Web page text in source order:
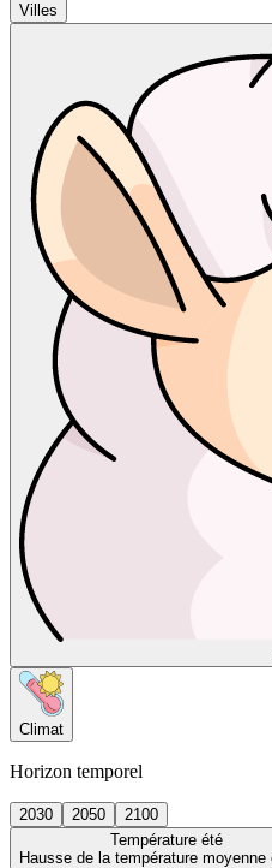
Villes
Climat
Horizon temporel
2030 2050
2100
Température été
Hausse de la température moyenne